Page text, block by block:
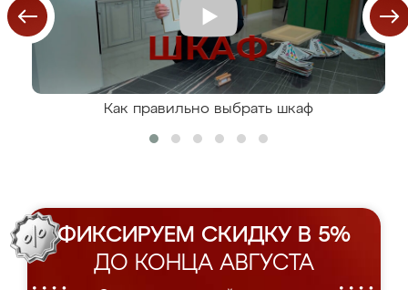
Как правильно выбрать шкаф
ФИКСИРУЕМ СКИДКУ В 5%
ДО КОНЦА АВГУСТА